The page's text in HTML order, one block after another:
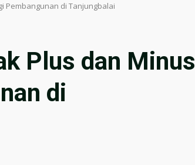
Pembangunan di Tanjungbalai
Plus dan Minus
di